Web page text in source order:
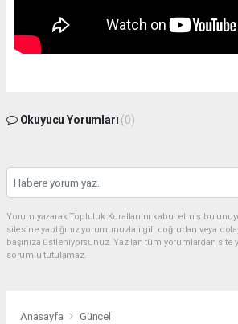
Okuyucu Yorumları (0)
Yorum yazarak Topluluk Kuralları’nı kabul etmiş
sitesine yaptığınız yorumunuzla ilgili doğrudan veya
başınıza üstleniyorsunuz. Yazılan tüm yorumlardan
sorumlu tutulamaz.
Anasayfa Güncel